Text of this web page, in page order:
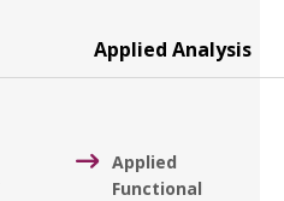
Applied Analysis
Applied
Functional